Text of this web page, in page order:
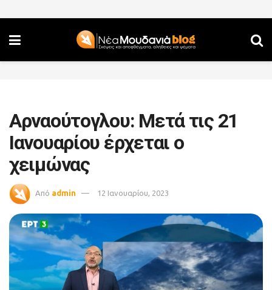
Αρναούτογλου: Μετά τις 21
Ιανουαρίου έρχεται ο
χειμώνας
Από admin 12 Ιανουαρίου, 2023